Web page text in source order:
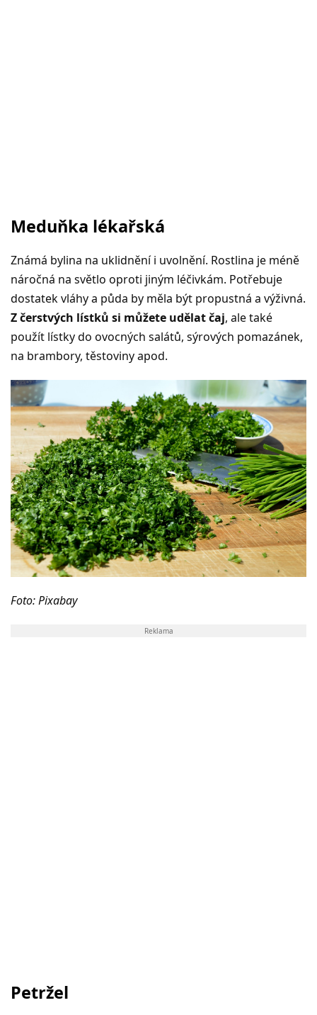
Meduňka lékařská
Známá bylina na uklidnění i uvolnění. Rostlina je méně
náročná na světlo oproti jiným léčivkám. Potřebuje
dostatek vláhy a půda by měla být propustná a výživná.
Z čerstvých lístků si můžete udělat čaj, ale také
použít lístky do ovocných salátů, sýrových pomazánek,
na brambory, těstoviny apod.
Foto: Pixabay
Reklama
Petržel